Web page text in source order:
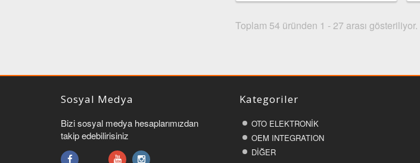
Toplam 54 üründen 1 - 27 arası gösteriliyor.
Sosyal Medya
Bizi sosyal medya hesaplarımızdan
takip edebilirisiniz
Kategoriler
OTO ELEKTRONİK
OEM INTEGRATION
DİĞER